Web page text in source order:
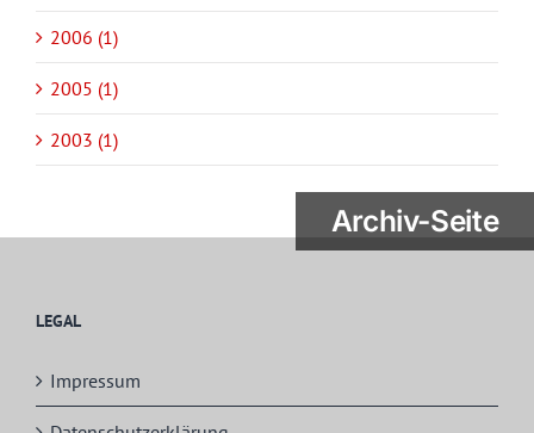
2006 (1)
2005 (1)
2003 (1)
LEGAL
Impressum
Archiv-Seite